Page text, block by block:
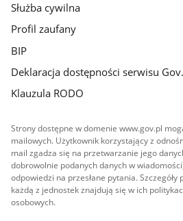
Służba cywilna
Profil zaufany
BIP
Deklaracja dostępności serwisu
Klauzula RODO
Strony dostępne w domenie www.gov.pl
mailowych. Użytkownik korzystający z
mail zgadza się na przetwarzanie jego
dobrowolnie podanych danych w
odpowiedzi na przesłane pytania.
każdą z jednostek znajdują się w ich
osobowych.